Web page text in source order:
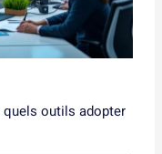
outils adopter